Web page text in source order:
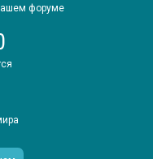
форуме